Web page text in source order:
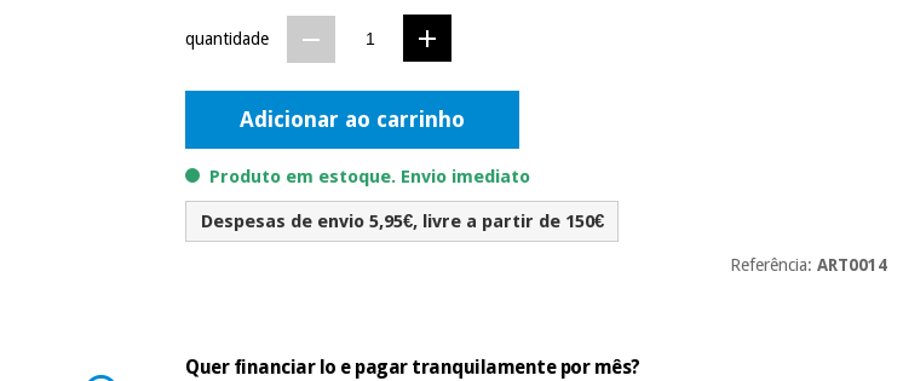
quantidade
Adicionar ao carrinho
Produto em estoque. Envio imediato
Despesas de envio 5,95€, livre a partir de 150€
Referência: ART0014
Quer financiar lo e pagar tranquilamente por mês?